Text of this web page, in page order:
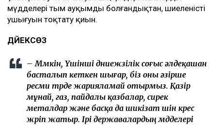
мүдделері тым ауқымды болғандықтан, шиеленістің
ушығуын тоқтату қиын.
ДӘЙЕКСӨЗ
– Мүмкін, Үшінші дүниежүзілік соғыс әлдеқашан
басталып кеткен шығар, біз оны әзірше
ресми түрде жарияламай отырмыз. Қазір
мұнай, газ, пайдалы қазбалар, сирек
металдар және басқа да шикізат үшін күрес
жүріп жатыр. Ірі державалардың мүдделері